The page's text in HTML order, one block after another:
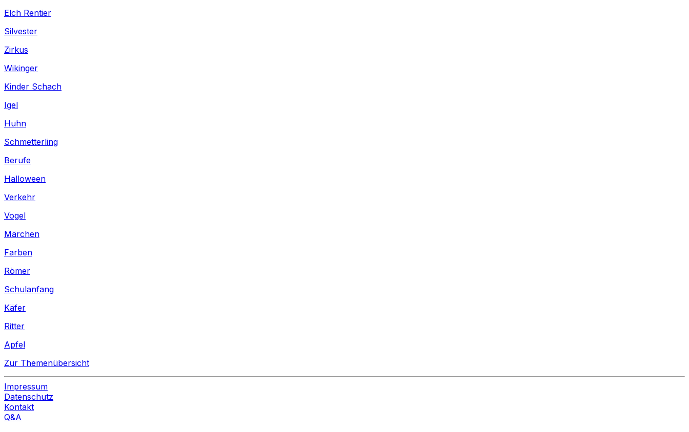
Elch Rentier
Silvester
Zirkus
Wikinger
Kinder Schach
Igel
Huhn
Schmetterling
Berufe
Halloween
Verkehr
Vogel
Märchen
Farben
Römer
Schulanfang
Käfer
Ritter
Apfel
Zur Themenübersicht
Impressum
Datenschutz
Kontakt
Q&A